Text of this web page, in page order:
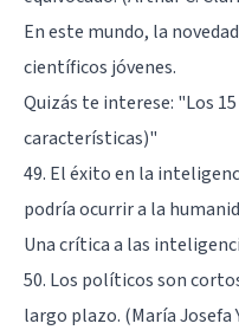
En este mundo, la
científicos jóvenes.
Quizás te interese: "Los
características)"
49. El éxito en la
podría ocurrir a la
Una crítica a las
50. Los políticos son
largo plazo. (María Josefa